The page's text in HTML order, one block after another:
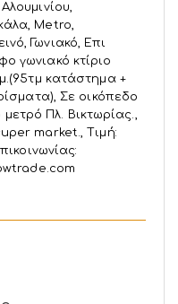
Metro,
Γωνιακό, Επι
γωνιακό κτίριο
κατάστημα +
Σε οικόπεδο
μετρό Πλ. Βικτωρίας.,
market., Τιμή: